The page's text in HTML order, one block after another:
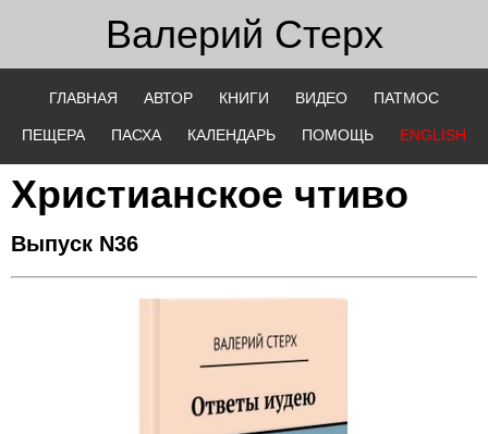
Валерий Стерх
ГЛАВНАЯ АВТОР КНИГИ ВИДЕО ПАТМОС
ПЕЩЕРА ПАСХА КАЛЕНДАРЬ ПОМОЩЬ ENGLISH
Христианское чтиво
Выпуск N36